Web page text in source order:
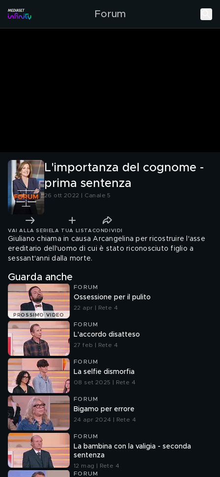
Forum
L'importanza del cognome -
prima sentenza
26 ott 2022 | Canale 5
VAI ALLA SERIE LA TUA LISTA CONDIVIDI
Giuliano chiama in causa Arcangelina per ricostruire l'asse
ereditario dell'uomo di cui è stato riconosciuto figlio a
sessant'anni dalla morte.
Guarda anche
PROSSIMO VIDEO
FORUM
Ossessione per il pulito
22 apr | Rete 4
FORUM
L'accordo disatteso
27 feb | Rete 4
FORUM
La selfie dismorfia
08 set 2025 | Rete 4
FORUM
Bigamo per errore
24 apr 2024 | Rete 4
FORUM
La bambina con la valigia - seconda
sentenza
12 mag | Rete 4
FORUM